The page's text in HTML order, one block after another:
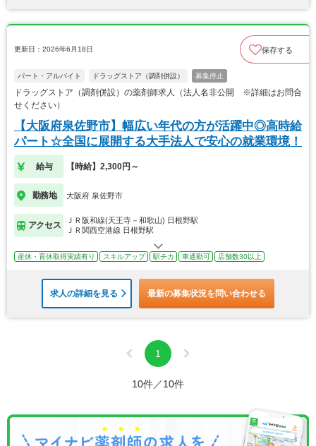
更新日：2026年6月18日 保存する
パート・アルバイト ドラッグストア（調剤併設） 募集停止
ドラッグストア（調剤併設）の薬剤師求人（法人名非公開 ※詳細はお問合
せください）
【大阪府泉佐野市】幅広い年代の方が活躍中◎高時給
パート☆全国に展開する大手法人で安心の就業環境！
給与 【時給】2,300円～
勤務地 大阪府 泉佐野市
アクセス
ＪＲ阪和線(天王寺－和歌山) 日根野駅
ＪＲ関西空港線 日根野駅
産休・育休取得実績有り スキルアップ 駅チカ 車通勤可 店舗数30以上
求人の詳細を見る 最新の募集状況を問い合わせる
1
10件／10件